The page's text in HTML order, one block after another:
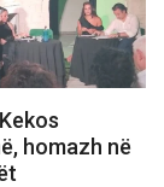
homazh në